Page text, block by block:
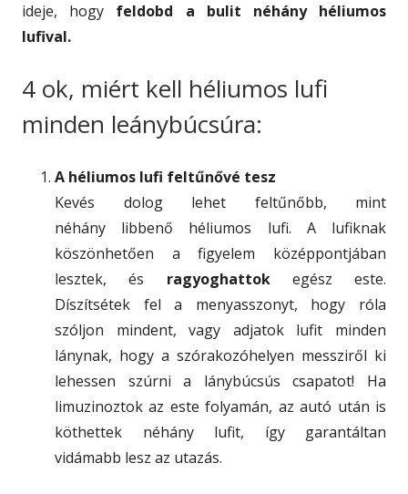
ideje, hogy feldobd a bulit néhány héliumos
lufival.
4 ok, miért kell héliumos lufi
minden leánybúcsúra:
A héliumos lufi feltűnővé tesz
Kevés dolog lehet feltűnőbb, mint
néhány libbenő héliumos lufi. A lufiknak
köszönhetően a figyelem középpontjában
lesztek, és ragyoghattokegész este.
Díszítsétek fel a menyasszonyt, hogy róla
szóljon mindent, vagy adjatok lufit minden
lánynak, hogy a szórakozóhelyen messziről ki
lehessen szúrni a lánybúcsús csapatot! Ha
limuzinoztok az este folyamán, az autó után is
köthettek néhány lufit, így garantáltan
vidámabb lesz az utazás.